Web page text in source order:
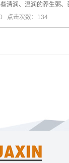
清润、温润的养生粥、
点击次数：134